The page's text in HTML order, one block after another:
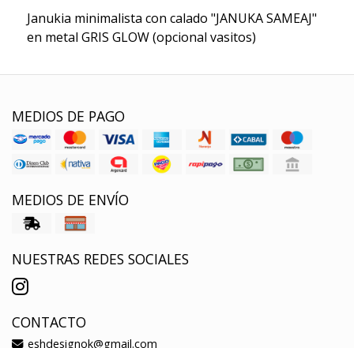
Janukia minimalista con calado "JANUKA SAMEAJ"
en metal GRIS GLOW (opcional vasitos)
MEDIOS DE PAGO
MEDIOS DE ENVÍO
NUESTRAS REDES SOCIALES
CONTACTO
eshdesignok@gmail.com